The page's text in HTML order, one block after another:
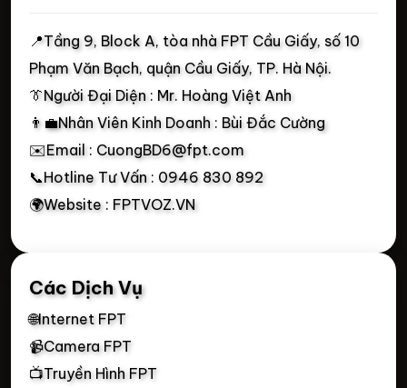
📍Tầng 9, Block A, tòa nhà FPT Cầu Giấy, số 10
Phạm Văn Bạch, quận Cầu Giấy, TP. Hà Nội.
👔Người Đại Diện : Mr. Hoàng Việt Anh
👨‍💼Nhân Viên Kinh Doanh : Bùi Đắc Cường
✉️Email : CuongBD6@fpt.com
📞Hotline Tư Vấn : 0946 830 892
🌍Website : FPTVOZ.VN
Các Dịch Vụ
🌐Internet FPT
📹Camera FPT
📺Truyền Hình FPT